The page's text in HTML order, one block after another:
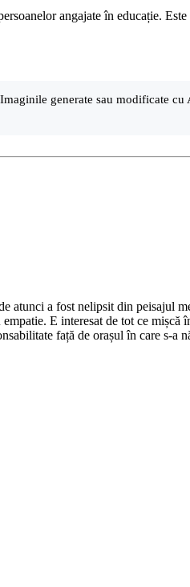
angajate în educație.
generate sau modificate
atunci a fost nelipsit din peisajul
E interesat de tot ce
față de orașul în care s-a